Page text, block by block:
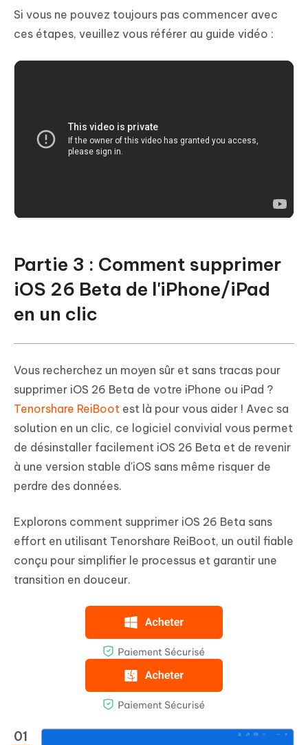
Si vous ne pouvez toujours pas commencer avec
ces étapes, veuillez vous référer au guide vidéo :
Partie 3 : Comment supprimer
iOS 26 Beta de l'iPhone/iPad
en un clic
Vous recherchez un moyen sûr et sans tracas pour
supprimer iOS 26 Beta de votre iPhone ou iPad ?
Tenorshare ReiBoot est là pour vous aider ! Avec sa
solution en un clic, ce logiciel convivial vous permet
de désinstaller facilement iOS 26 Beta et de revenir
à une version stable d'iOS sans même risquer de
perdre des données.
Explorons comment supprimer iOS 26 Beta sans
effort en utilisant Tenorshare ReiBoot, un outil fiable
conçu pour simplifier le processus et garantir une
transition en douceur.